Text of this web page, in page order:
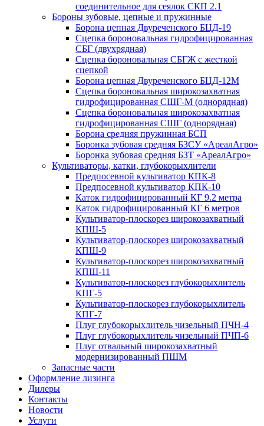
соединительное для сеялок СКП 2.1
Бороны зубовые, цепные и пружинные
Борона цепная Двуреченского БЦД-19
Сцепка бороновальная гидрофицированная
СБГ (двухрядная)
Сцепка бороновальная СБГЖ с жесткой
сцепкой
Борона цепная Двуреченского БЦД-12М
Сцепка бороновальная широкозахватная
гидрофицированная СШГ-М (однорядная)
Сцепка бороновальная широкозахватная
гидрофицированная СШГ (однорядная)
Борона средняя пружинная БСП
Боронка зубовая средняя БЗСУ «АреалАгро»
Боронка зубовая средняя БЗТ «АреалАгро»
Культиваторы, катки, глубокорыхлители
Предпосевной культиватор КПК-8
Предпосевной культиватор КПК-10
Каток гидрофицированный КГ 9.2 метра
Каток гидрофицированный КГ 6 метров
Культиватор-плоскорез широкозахватный
КПШ-5
Культиватор-плоскорез широкозахватный
КПШ-9
Культиватор-плоскорез широкозахватный
КПШ-11
Культиватор-плоскорез глубокорыхлитель
КПГ-5
Культиватор-плоскорез глубокорыхлитель
КПГ-7
Плуг глубокорыхлитель чизельный ПЧН-4
Плуг глубокорыхлитель чизельный ПЧП-6
Плуг отвальный широкозахватный
модернизированный ПШМ
Запасные части
Оформление лизинга
Дилеры
Контакты
Новости
Услуги